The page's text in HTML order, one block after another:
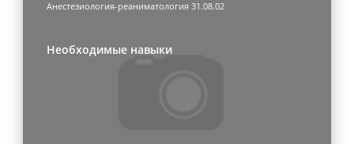
Анестезиология-реаниматология 31.08.02
Необходимые навыки